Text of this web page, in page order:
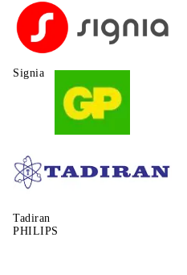
Signia
Tadiran
PHILIPS